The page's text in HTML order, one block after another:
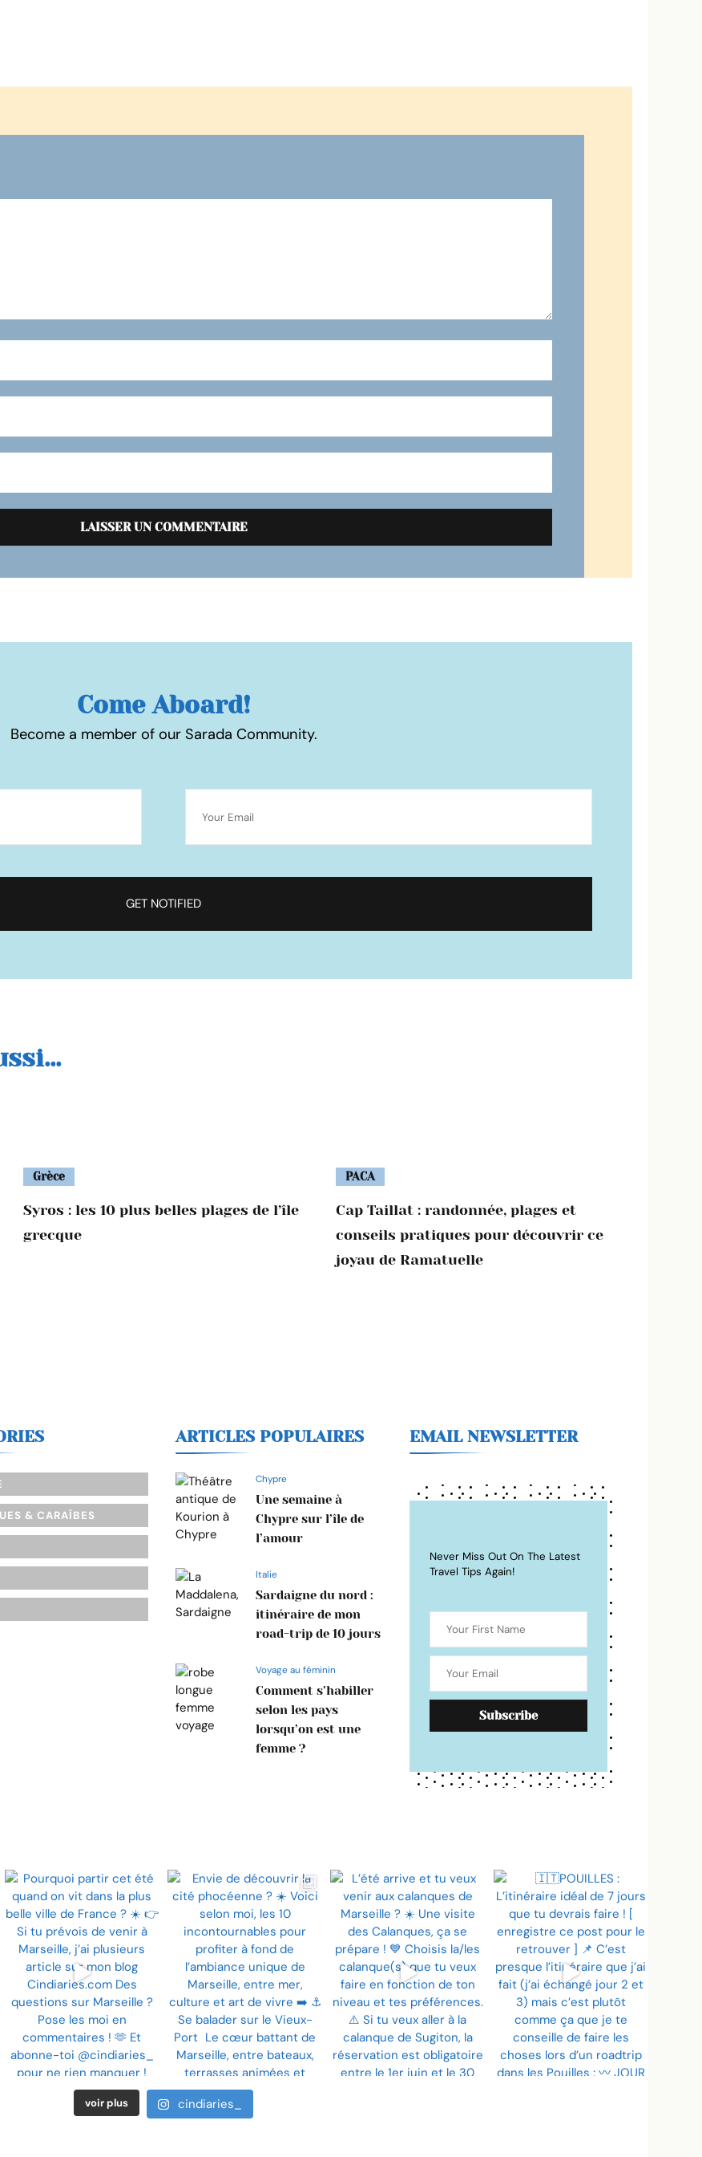
Come Aboard!
Become a member of our Sarada Community.
Grèce
Syros : les 10 plus belles plages de l’île
grecque
PACA
Cap Taillat : randonnée, plages et
conseils pratiques pour découvrir ce
joyau de Ramatuelle
& CARAÏBES
ARTICLES POPULAIRES
Chypre
Une semaine à
Chypre sur l’île de
l’amour
Italie
Sardaigne du nord :
itinéraire de mon
road-trip de 10 jours
Voyage au féminin
Comment s’habiller
selon les pays
lorsqu’on est une
femme ?
EMAIL NEWSLETTER
Never Miss Out On The Latest
Travel Tips Again!
voir plus cindiaries_